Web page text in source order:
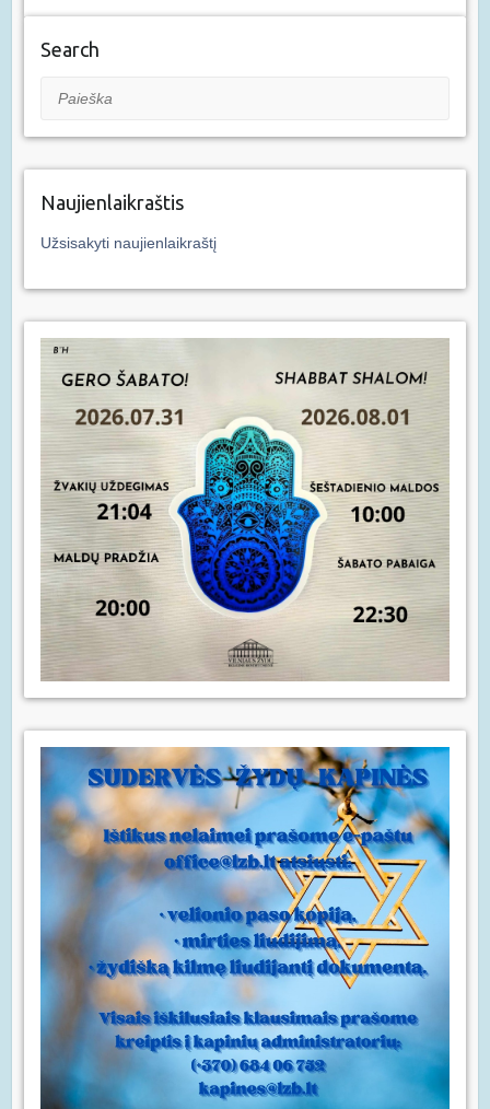
Search
Paieška
Naujienlaikraštis
Užsisakyti naujienlaikraštį